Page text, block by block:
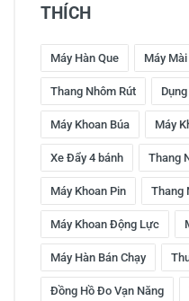
THÍCH
Máy Hàn Que Máy
Thang Nhôm Rút
Máy Khoan Búa Máy
Xe Đẩy 4 bánh Thang
Máy Khoan Pin Thang
Máy Khoan Động Lực
Máy Hàn Bán Chạy
Đồng Hồ Đo Vạn Năng